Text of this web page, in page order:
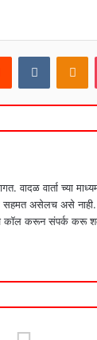
Reddit
वादळ वार्ता च्या
असेलच असे नाही.
कॉल करून संपर्क करू